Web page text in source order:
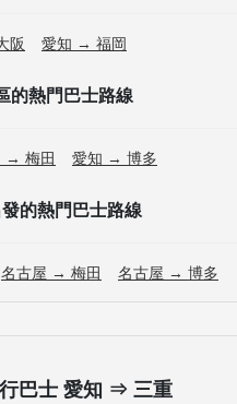
阪 愛知 → 福岡
的熱門巴士路線
→ 梅田 愛知 → 博多
的熱門巴士路線
名古屋 → 梅田 名古屋 → 博多
巴士 愛知 ⇒ 三重